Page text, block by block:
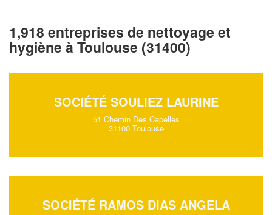
1,918 entreprises de nettoyage et
hygiène à Toulouse (31400)
SOCIÉTÉ SOULIEZ LAURINE
51 Chemin Des Capelles
31100 Toulouse
SOCIÉTÉ RAMOS DIAS ANGELA